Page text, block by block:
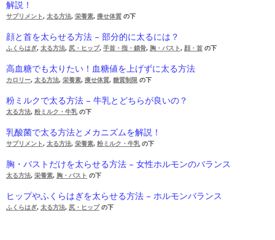
解説！
サプリメント, 太る方法, 栄養素, 痩せ体質 の下
顔と首を太らせる方法 – 部分的に太るには？
ふくらはぎ, 太る方法, 尻・ヒップ, 手首・指・鎖骨, 胸・バスト, 顔・首 の下
高血糖でも太りたい！血糖値を上げずに太る方法
カロリー, 太る方法, 栄養素, 痩せ体質, 糖質制限 の下
粉ミルクで太る方法 – 牛乳とどちらが良いの？
太る方法, 粉ミルク・牛乳の下
乳酸菌で太る方法とメカニズムを解説！
サプリメント, 太る方法, 栄養素, 粉ミルク・牛乳の下
胸・バストだけを太らせる方法 – 女性ホルモンのバランス
太る方法, 栄養素, 胸・バスト の下
ヒップやふくらはぎを太らせる方法 – ホルモンバランス
ふくらはぎ, 太る方法, 尻・ヒップの下